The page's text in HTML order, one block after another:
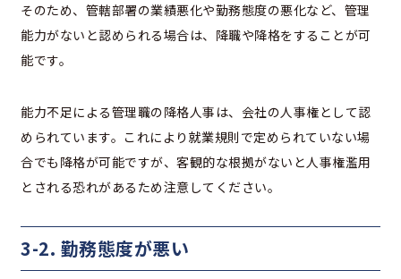
そのため、管轄部署の業績悪化や勤務態度の悪化など、管理
能力がないと認められる場合は、降職や降格をすることが可
能です。
能力不足による管理職の降格人事は、会社の人事権として認
められています。これにより就業規則で定められていない場
合でも降格が可能ですが、客観的な根拠がないと人事権濫用
とされる恐れがあるため注意してください。
3-2. 勤務態度が悪い